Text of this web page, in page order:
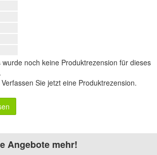
wurde noch keine Produktrezension für dieses
Verfassen Sie jetzt eine Produktrezension.
Angebote mehr!